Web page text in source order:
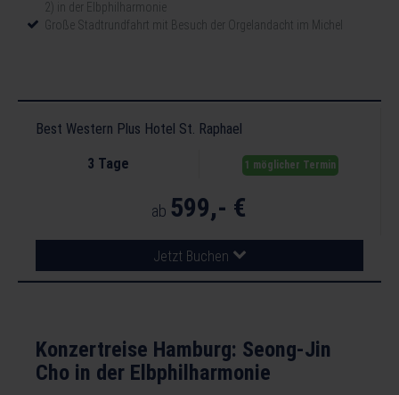
2) in der Elbphilharmonie
Große Stadtrundfahrt mit Besuch der Orgelandacht im Michel
Best Western Plus Hotel St. Raphael
3 Tage 1 möglicher Termin
ab 599,- €
Jetzt Buchen
Konzertreise Hamburg: Seong-Jin
Cho in der Elbphilharmonie